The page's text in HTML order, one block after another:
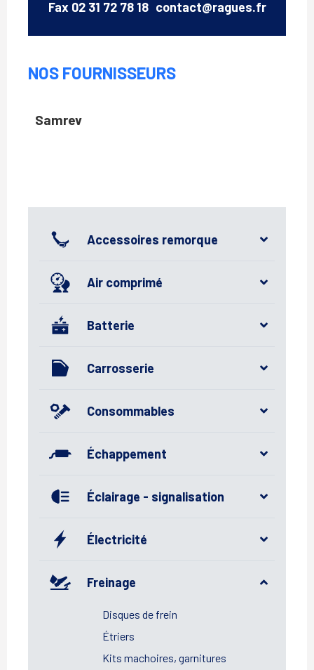
Accessoires remorque
Air comprimé
Batterie
Carrosserie
Consommables
Échappement
Éclairage - signalisation
Électricité
Freinage
Disques de frein
Étriers
Kits machoires, garnitures
Fax 02 31 72 78 18 Email
contact@ragues.fr
NOS FOURNISSEURS
Samrev